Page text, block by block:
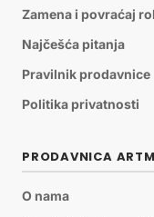
Zamena i povraćaj
Najčešća pitanja
Pravilnik prodavnice
Politika privatnosti
PRODAVNICA
O nama